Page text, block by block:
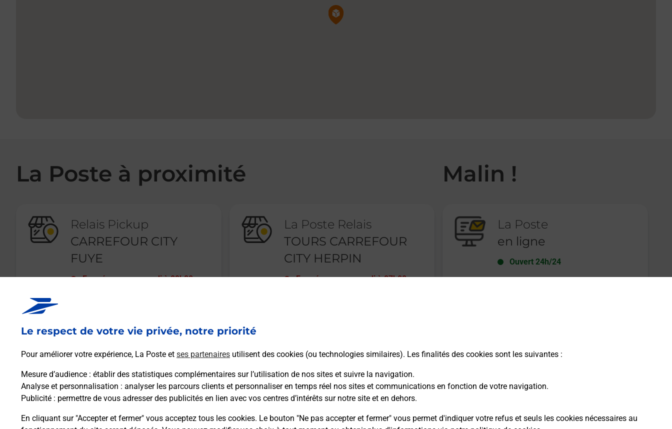
Le respect de votre vie privée, notre priorité
Pour améliorer votre expérience, La Poste et ses partenaires utilisent des cookies (ou technologies similaires). Les finalités des cookies sont les suivantes :
Mesure d’audience : établir des statistiques complémentaires sur l’utilisation de nos sites et suivre la navigation.
Analyse et personnalisation : analyser les parcours clients et personnaliser en temps réel nos sites et communications en fonction de votre navigation.
Publicité : permettre de vous adresser des publicités en lien avec vos centres d’intérêts sur notre site et en dehors.
En cliquant sur "Accepter et fermer" vous acceptez tous les cookies. Le bouton "Ne pas accepter et fermer" vous permet d'indiquer votre refus et seuls les cookies nécessaires au
Pin de la carte
La Poste à proximité
Relais Pickup
CARREFOUR CITY
FUYE
Fermé-ouvre samedi à 09h00
En savoir plus
La Poste Relais
TOURS CARREFOUR
CITY HERPIN
Fermé-ouvre samedi à 07h00
Malin !
La Poste
en ligne
Ouvert 24h/24